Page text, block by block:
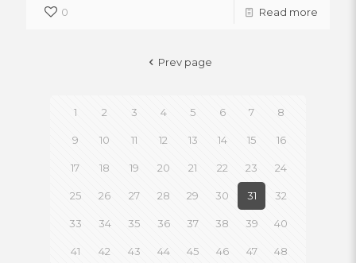
0 Read more
Prev page
1 2 3 4 5 6 7 8
9 10 11 12 13 14 15 16
17 18 19 20 21 22 23 24
25 26 27 28 29 30 31 32
33 34 35 36 37 38 39 40
41 42 43 44 45 46 47 48